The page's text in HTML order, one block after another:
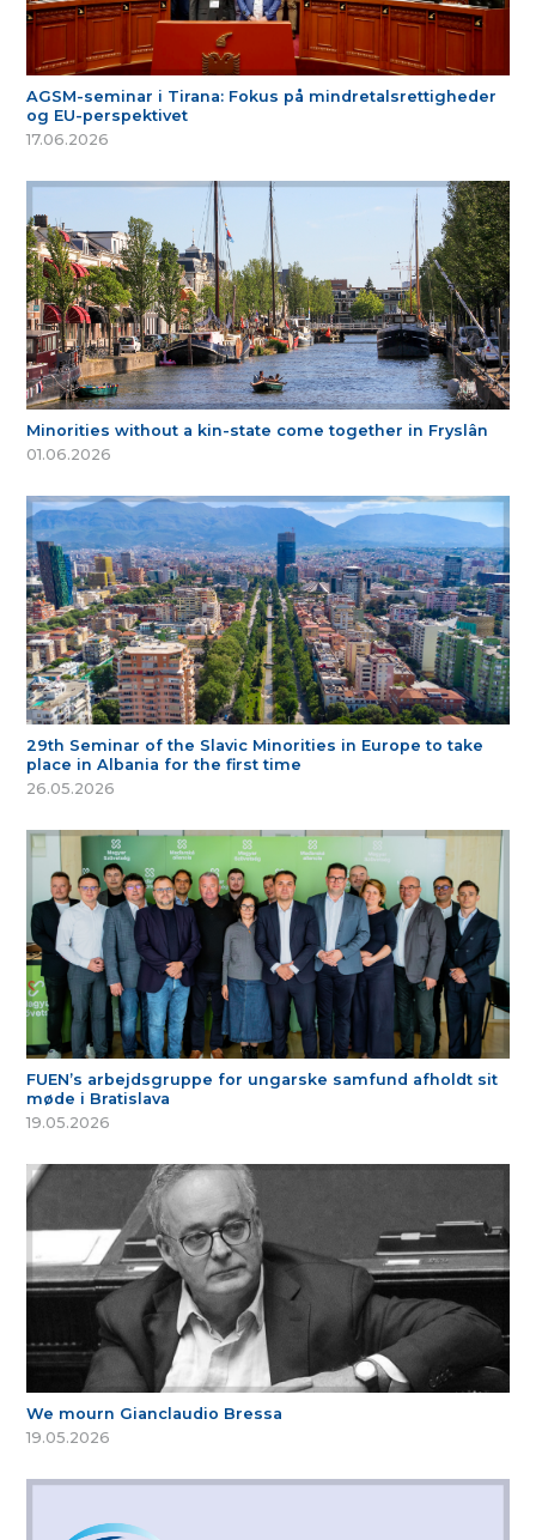
AGSM-seminar i Tirana: Fokus på mindretalsrettigheder
og EU-perspektivet
17.06.2026
Minorities without a kin-state come together in Fryslân
01.06.2026
29th Seminar of the Slavic Minorities in Europe to take
place in Albania for the first time
26.05.2026
FUEN’s arbejdsgruppe for ungarske samfund afholdt sit
møde i Bratislava
19.05.2026
We mourn Gianclaudio Bressa
19.05.2026